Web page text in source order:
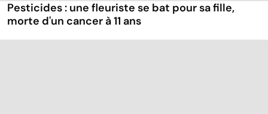
Pesticides : une fleuriste se bat pour sa fille,
morte d'un cancer à 11 ans